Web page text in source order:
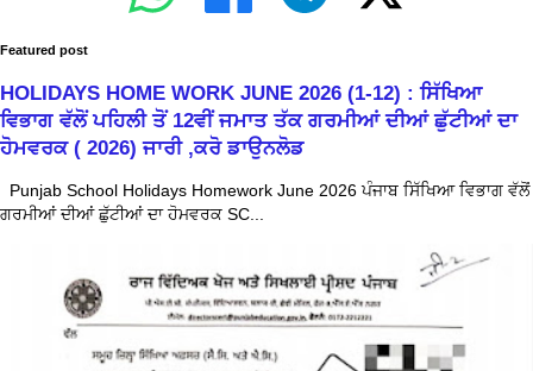
Featured post
HOLIDAYS HOME WORK JUNE 2026 (1-12) : ਸਿੱਖਿਆ
ਵਿਭਾਗ ਵੱਲੋਂ ਪਹਿਲੀ ਤੋਂ 12ਵੀਂ ਜਮਾਤ ਤੱਕ ਗਰਮੀਆਂ ਦੀਆਂ ਛੁੱਟੀਆਂ ਦਾ
ਹੋਮਵਰਕ ( 2026) ਜਾਰੀ ,ਕਰੋ ਡਾਉਨਲੋਡ
Punjab School Holidays Homework June 2026 ਪੰਜਾਬ ਸਿੱਖਿਆ ਵਿਭਾਗ ਵੱਲੋਂ
ਗਰਮੀਆਂ ਦੀਆਂ ਛੁੱਟੀਆਂ ਦਾ ਹੋਮਵਰਕ SC...